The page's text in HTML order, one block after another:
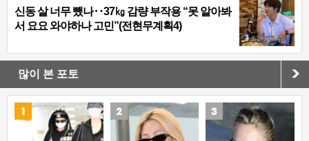
신동 살 너무 뺐나‥37㎏ 감량 부작용 “못 알아봐
서 요요 와야하나 고민”(전현무계획4)
많이 본 포토